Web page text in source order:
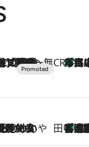
発見が待つ場所へ
避暑地「星野温泉 トンボの湯」で体験 CREA'S
5
「立川にも歌舞伎が
満喫
から心を掴む新緑のテリーヌ 田中稲
「湘南乃風に憧れて」観客大盛上がりの“タオル回